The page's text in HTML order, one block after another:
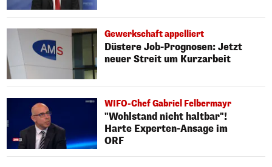
Gewerkschaft appelliert
Düstere Job-Prognosen: Jetzt
neuer Streit um Kurzarbeit
WIFO-Chef Gabriel Felbermayr
"Wohlstand nicht haltbar"!
Harte Experten-Ansage im
ORF